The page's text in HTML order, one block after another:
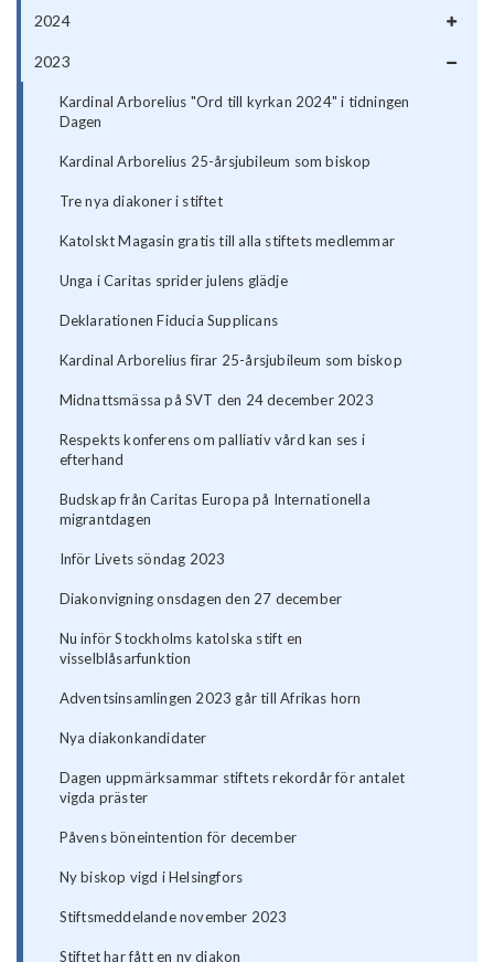
2024
2023
Kardinal Arborelius "Ord till kyrkan 2024" i tidningen
Dagen
Kardinal Arborelius 25-årsjubileum som biskop
Tre nya diakoner i stiftet
Katolskt Magasin gratis till alla stiftets medlemmar
Unga i Caritas sprider julens glädje
Deklarationen Fiducia Supplicans
Kardinal Arborelius firar 25-årsjubileum som biskop
Midnattsmässa på SVT den 24 december 2023
Respekts konferens om palliativ vård kan ses i
efterhand
Budskap från Caritas Europa på Internationella
migrantdagen
Inför Livets söndag 2023
Diakonvigning onsdagen den 27 december
Nu inför Stockholms katolska stift en
visselblåsarfunktion
Adventsinsamlingen 2023 går till Afrikas horn
Nya diakonkandidater
Dagen uppmärksammar stiftets rekordår för antalet
vigda präster
Påvens böneintention för december
Ny biskop vigd i Helsingfors
Stiftsmeddelande november 2023
Stiftet har fått en ny diakon